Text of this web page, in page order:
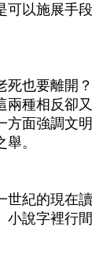
以施展手
也要離開
兩種相反卻
面強調文
。
世紀的現在
說字裡行